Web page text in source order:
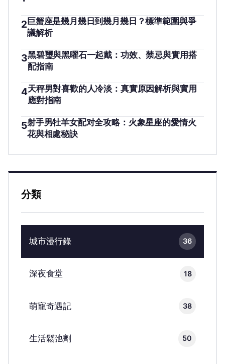
2 巨蟹座是幾月幾日到幾月幾日？標準範圍與爭
議解析
3黑碧璽與黑曜石一起戴：功效、禁忌與實用搭
配指南
4天秤男對喜歡的人冷淡：真實原因解析與實用
應對指南
5射手男牡羊女配对全攻略：火象星座的愛情火
花與相處秘訣
分類
城市漫行錄 36
深夜食堂 18
萌寵奇遇記 38
生活鬆弛劑 50